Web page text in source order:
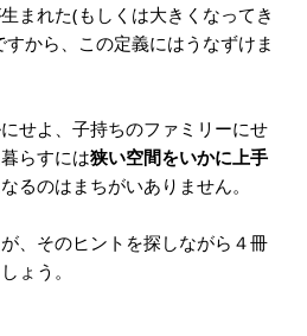
まれた(もしくは大きくなってき
から、この定義にはうなずけま
せよ、子持ちのファミリーにせ
らすには狭い空間をいかに上手
るのはまちがいありません。
、そのヒントを探しながら４冊
ょう。